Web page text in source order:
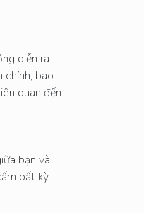
diễn ra
chỉnh, bao
quan đến
bạn và
bất kỳ